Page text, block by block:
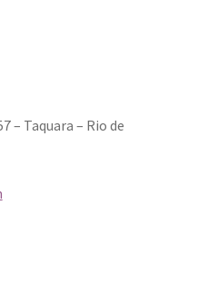
– Taquara – Rio de